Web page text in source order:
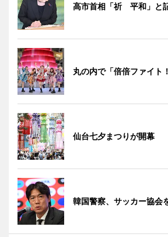
高市首相「祈 平和」と
丸の内で「倍倍ファイト
仙台七夕まつりが開幕
韓国警察、サッカー協会